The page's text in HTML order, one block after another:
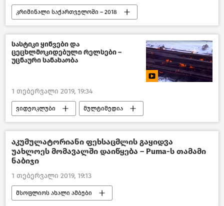
კრიმინალი საქართველოში – 2018
შემთხვევები საქართველო
სასტიკი ყინვები და
ცეცხლმოკიდებული რელსები –
უცნაური სანახაობა
1 თებერვალი 2019, 19:34
ვიდეოკლუბი მულტიმედია
აკუმულატორიანი ფეხსაცმლის გაყიდვა
უახლოეს მომავალში დაიწყება – Puma-ს თამამი
ნაბიჯი
1 თებერვალი 2019, 19:13
მსოფლიოს ახალი ამბები